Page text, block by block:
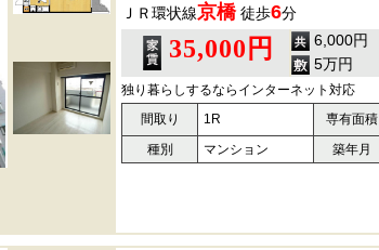
ＪＲ環状線京橋徒歩6分
35,000円
6,000円
5万円
独り暮らしするならインターネット対応
間取り
1R 専有面積
種別 マンション 築年月